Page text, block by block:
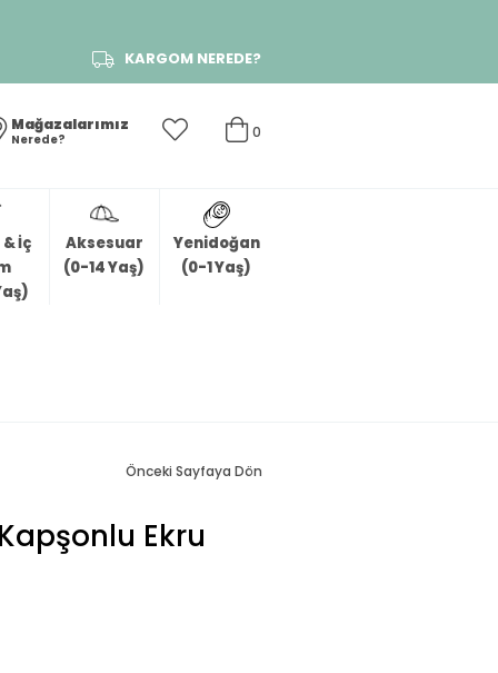
KARGOM NEREDE?
0
Mağazalarımız
Nerede?
İç
Aksesuar
(0-14 Yaş)
Yenidoğan
(0-1 Yaş)
Önceki Sayfaya Dön
Ekru